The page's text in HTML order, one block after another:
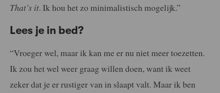
That’s it. Ik hou het zo minimalistisch mogelijk.”
Lees je in bed?
“Vroeger wel, maar ik kan me er nu niet meer toezetten.
Ik zou het wel weer graag willen doen, want ik weet
zeker dat je er rustiger van in slaapt valt. Maar ik ben